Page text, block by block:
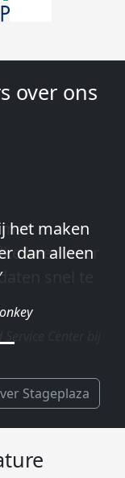
over ons
keer weer
snel te
Stageplaza